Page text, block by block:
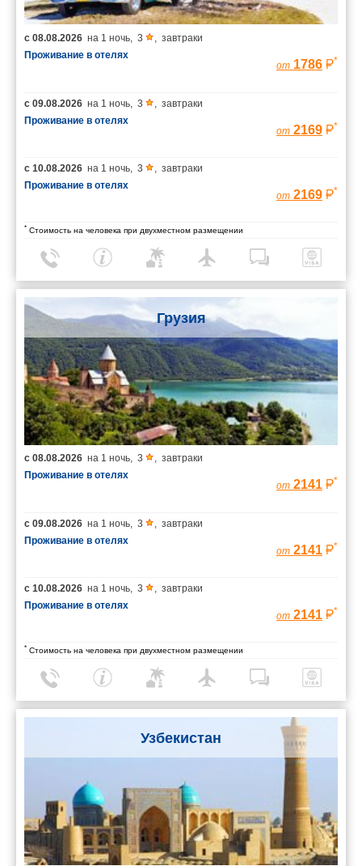
с 08.08.2026 на 1 ночь 3
завтраки
Проживание в отелях
от 1786 *
с 09.08.2026 на 1 ночь 3
завтраки
Проживание в отелях
от 2169 *
с 10.08.2026 на 1 ночь 3
завтраки
Проживание в отелях
от 2169 *
* Стоимость на человека при двухместном размещении
Грузия
с 08.08.2026 на 1 ночь, 3 , завтраки
Проживание в отелях
от 2141 *
с 09.08.2026 на 1 ночь, 3 , завтраки
Проживание в отелях
от 2141 *
с 10.08.2026 на 1 ночь, 3 , завтраки
Проживание в отелях
от 2141 *
* Стоимость на человека при двухместном размещении
Узбекистан